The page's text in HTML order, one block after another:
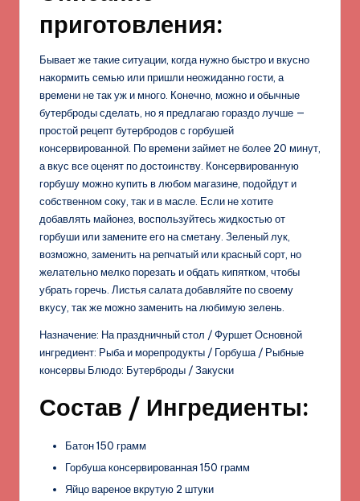
приготовления:
Бывает же такие ситуации, когда нужно быстро и вкусно
накормить семью или пришли неожиданно гости, а
времени не так уж и много. Конечно, можно и обычные
бутерброды сделать, но я предлагаю гораздо лучше —
простой рецепт бутербродов с горбушей
консервированной. По времени займет не более 20 минут,
а вкус все оценят по достоинству. Консервированную
горбушу можно купить в любом магазине, подойдут и
собственном соку, так и в масле. Если не хотите
добавлять майонез, воспользуйтесь жидкостью от
горбуши или замените его на сметану. Зеленый лук,
возможно, заменить на репчатый или красный сорт, но
желательно мелко порезать и обдать кипятком, чтобы
убрать горечь. Листья салата добавляйте по своему
вкусу, так же можно заменить на любимую зелень.
Назначение: На праздничный стол / Фуршет Основной
ингредиент: Рыба и морепродукты / Горбуша / Рыбные
консервы Блюдо: Бутерброды / Закуски
Состав / Ингредиенты:
Батон 150 грамм
Горбуша консервированная 150 грамм
Яйцо вареное вкрутую 2 штуки